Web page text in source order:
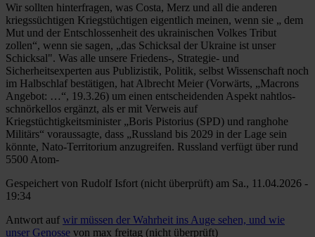
Wir sollten hinterfragen, was Costa, Merz und all die anderen
kriegssüchtigen Kriegstüchtigen eigentlich meinen, wenn sie „ dem
Mut und der Entschlossenheit des ukrainischen Volkes Tribut
zollen“, wenn sie sagen, „das Schicksal der Ukraine ist unser
Schicksal". Was alle unsere Friedens-, Strategie- und
Sicherheitsexperten aus Publizistik, Politik, selbst Wissenschaft noch
im Halbschlaf bestätigen, hat Albrecht Meier (Vorwärts, „Macrons
Angebot: …“, 19.3.26) um einen entscheidenden Aspekt nahtlos-
schnörkellos ergänzt, als er mit Verweis auf
Kriegstüchtigkeitsminister „Boris Pistorius (SPD) und ranghohe
Militärs“ voraussagte, dass „Russland bis 2029 in der Lage sein
könnte, Nato-Territorium anzugreifen. Russland verfügt über rund
5500 Atom-
Gespeichert von Rudolf Isfort (nicht überprüft) am Sa., 11.04.2026 -
19:34
Antwort auf wir müssen der Wahrheit ins Auge sehen, und wie
unser Genosse von max freitag (nicht überprüft)